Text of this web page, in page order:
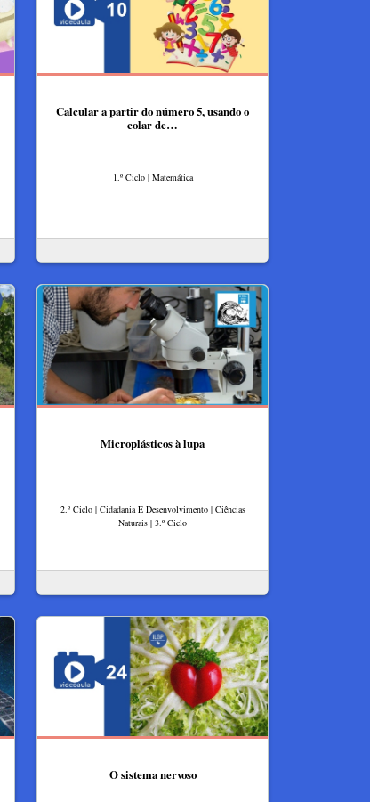
Calcular a partir do número 5, usando o
colar de…
1.º Ciclo | Matemática
Microplásticos à lupa
2.º Ciclo | Cidadania E Desenvolvimento | Ciências
Naturais | 3.º Ciclo
O sistema nervoso